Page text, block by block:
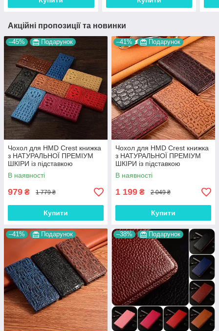
Акційні пропозиції та новинки
–45% Подарунок
Чохол для HMD Crest книжка
з НАТУРАЛЬНОЇ ПРЕМІУМ
ШКІРИ із підставкою
протиударний магнітний 3D
"CROCOHEAD"
В наявності
979 ₴ 1 779 ₴
Купити
–41% Подарунок
Чохол для HMD Crest книжка
з НАТУРАЛЬНОЇ ПРЕМІУМ
ШКІРИ із підставкою
протиударний магнітний
"JACOSA"
В наявності
1 199 ₴ 2 049 ₴
Купити
–41% Подарунок –38% Подарунок